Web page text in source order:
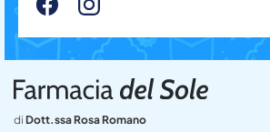
di Dott.ssa Rosa Romano